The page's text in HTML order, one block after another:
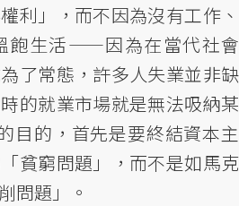
利」，而不因為沒有工作、
飽生活——因為在當代社會
了常態，許多人失業並非缺
的就業市場就是無法吸納某
目的，首先是要終結資本主
貧窮問題」，而不是如馬克
問題」。